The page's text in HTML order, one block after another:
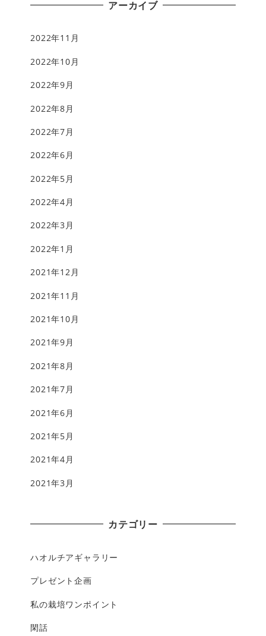
アーカイブ
2022年11月
2022年10月
2022年9月
2022年8月
2022年7月
2022年6月
2022年5月
2022年4月
2022年3月
2022年1月
2021年12月
2021年11月
2021年10月
2021年9月
2021年8月
2021年7月
2021年6月
2021年5月
2021年4月
2021年3月
カテゴリー
ハオルチアギャラリー
プレゼント企画
私の栽培ワンポイント
閑話